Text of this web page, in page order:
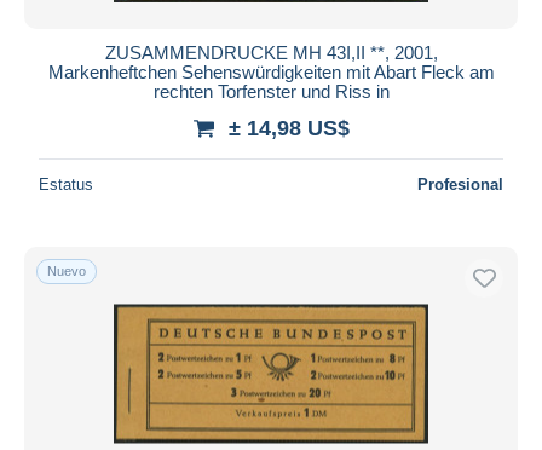
ZUSAMMENDRUCKE MH 43I,II **, 2001,
Markenheftchen Sehenswürdigkeiten mit Abart Fleck am
rechten Torfenster und Riss in
± 14,98 US$
Estatus Profesional
Nuevo